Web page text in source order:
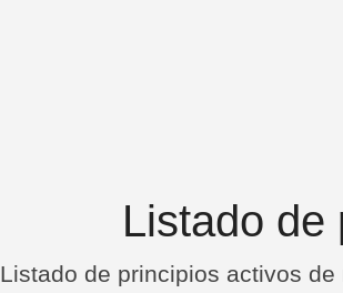
Listado de
Listado de principios activos